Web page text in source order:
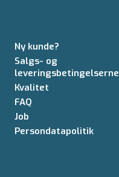
Ny kunde?
Salgs- og
leveringsbetingelserne
Kvalitet
FAQ
Job
Persondatapolitik